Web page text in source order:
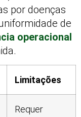
por doenças
de
operacional
Limitações
Requer